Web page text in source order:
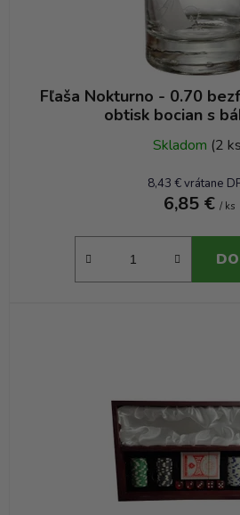
Fľaša Nokturno - 0.70
obtisk bocian s
Skladom (2
8,43 € vrátane
6,85 € / ks